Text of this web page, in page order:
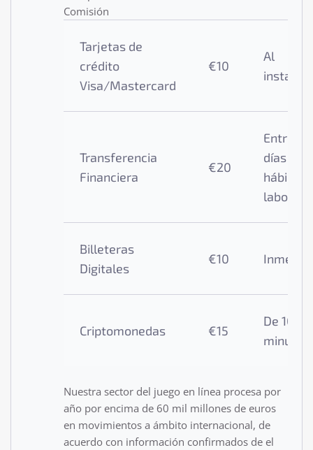
Comisión
Tarjetas de
crédito
Visa/Mastercard
€10
Al
instante
Transferencia
Financiera
€20
Entre 1
días
hábiles
Billeteras
Digitales
€10
Criptomonedas €15
De 10 a
minutos
Nuestra sector del juego en línea procesa por
año por encima de 60 mil millones de euros
en movimientos a ámbito internacional, de
acuerdo con información confirmados de el